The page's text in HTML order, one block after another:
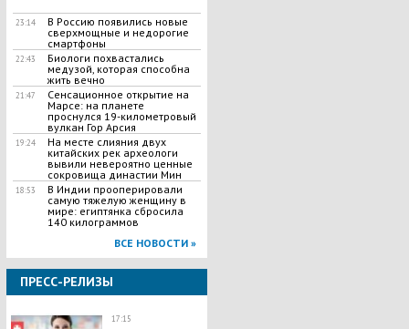
23:14
В Россию появились новые
сверхмощные и недорогие
смартфоны
22:43
Биологи похвастались
медузой, которая способна
жить вечно
21:47
Сенсационное открытие на
Марсе: на планете
проснулся 19-километровый
вулкан Гор Арсия
19:24
На месте слияния двух
китайских рек археологи
вывили невероятно ценные
сокровища династии Мин
18:53
В Индии прооперировали
самую тяжелую женщину в
мире: египтянка сбросила
140 килограммов
ВСЕ НОВОСТИ »
ПРЕСС-РЕЛИЗЫ
17:15